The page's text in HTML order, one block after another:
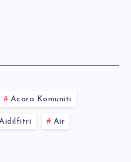
Acara Komuniti
Air